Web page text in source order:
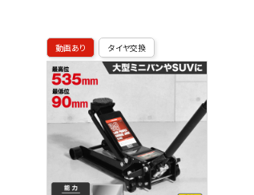
動画あり タイヤ交換